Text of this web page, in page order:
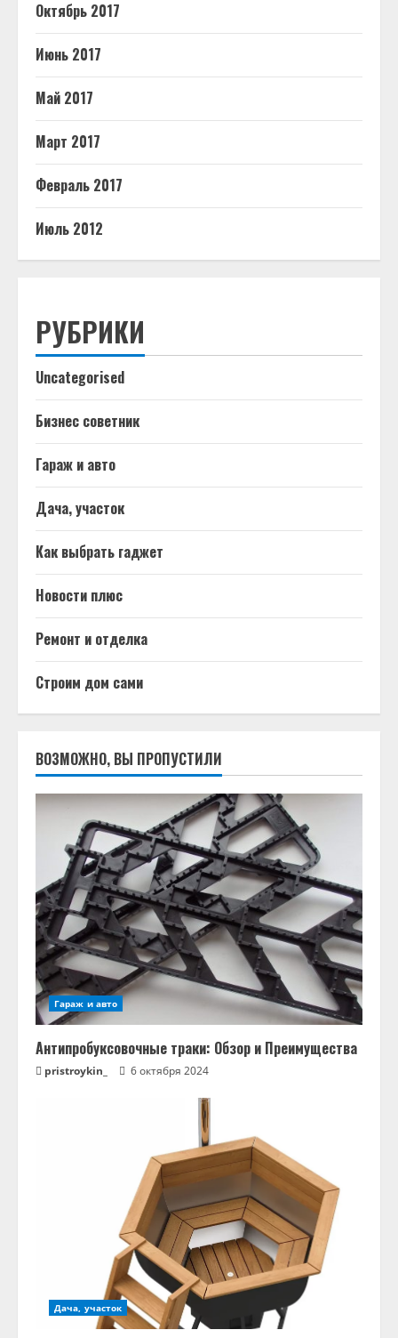
Октябрь 2017
Июнь 2017
Май 2017
Март 2017
Февраль 2017
Июль 2012
РУБРИКИ
Uncategorised
Бизнес советник
Гараж и авто
Дача, участок
Как выбрать гаджет
Новости плюс
Ремонт и отделка
Строим дом сами
ВОЗМОЖНО, ВЫ ПРОПУСТИЛИ
Гараж и авто
Антипробуксовочные траки: Обзор и Преимущества
pristroykin_ 6 октября 2024
Дача, участок